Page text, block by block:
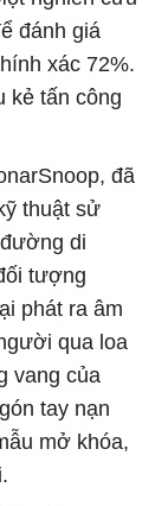
đánh giá
xác 72%.
kẻ tấn công
đã
thuật sử
di
tượng
phát ra âm
qua loa
vang của
tay nạn
mở khóa,